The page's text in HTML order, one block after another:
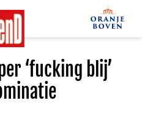
‘fucking blij’